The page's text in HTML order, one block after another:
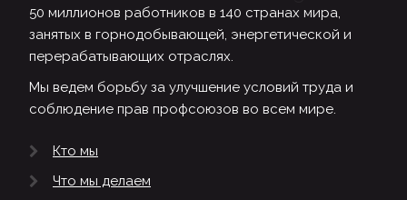
50 миллионов работников в 140 странах мира,
занятых в горнодобывающей, энергетической и
перерабатывающих отраслях.
Мы ведем борьбу за улучшение условий труда и
соблюдение прав профсоюзов во всем мире.
Кто мы
Что мы делаем